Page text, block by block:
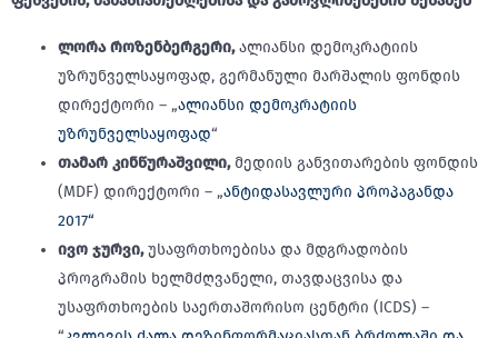
ლორა როზენბერგერი,ალიანსი დემოკრატიის
უზრუნველსაყოფად, გერმანული მარშალის ფონდის
დირექტორი – „ალიანსი დემოკრატიის
უზრუნველსაყოფად“
თამარ კინწურაშვილი,მედიის განვითარების ფონდის
(MDF) დირექტორი – „ანტიდასავლური პროპაგანდა
2017“
ივო ჯურვი,უსაფრთხოებისა და მდგრადობის
პროგრამის ხელმძღვანელი, თავდაცვისა და
უსაფრთხოების საერთაშორისო ცენტრი (ICDS) –